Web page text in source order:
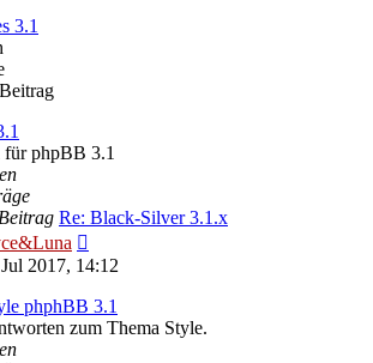
3.1
phpBB 3.1
Re: Black-Silver 3.1.x
Beitrag
2017, 14:12
phphBB 3.1
zum Thema Style.